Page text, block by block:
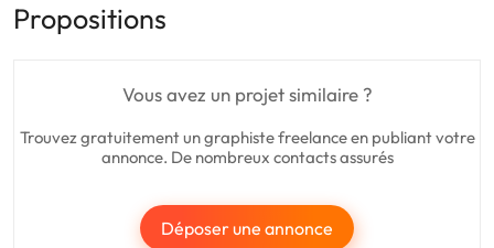
Propositions
Vous avez un projet similaire ?
Trouvez gratuitement un graphiste freelance en publiant votre
annonce. De nombreux contacts assurés
Déposer une annonce